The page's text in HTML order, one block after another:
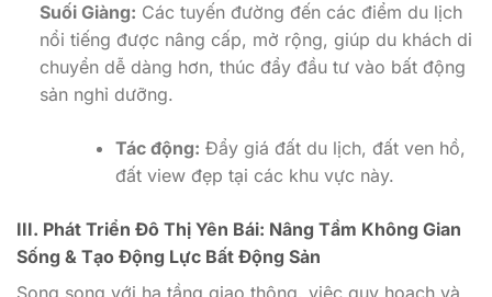
Suối Giàng: Các tuyến đường đến các điểm du lịch
nổi tiếng được nâng cấp, mở rộng, giúp du khách di
chuyển dễ dàng hơn, thúc đẩy đầu tư vào bất động
sản nghỉ dưỡng.
Tác động: Đẩy giá đất du lịch, đất ven hồ,
đất view đẹp tại các khu vực này.
III. Phát Triển Đô Thị Yên Bái: Nâng Tầm Không Gian
Sống & Tạo Động Lực Bất Động Sản